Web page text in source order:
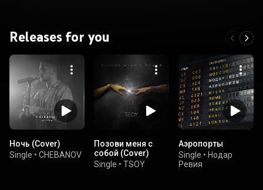
Releases for you
Ночь (Cover)
Single • CHEBANOV
Позови меня с
собой (Cover)
Single • TSOY
Аэропорты
Single • Нодар
Ревия